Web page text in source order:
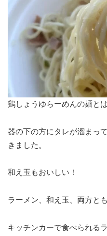
鶏しょうゆらーめんの麺と
器の下の方にタレが溜まっ
きました。
和え玉もおいしい！
ラーメン、和え玉、両方と
キッチンカーで食べられる